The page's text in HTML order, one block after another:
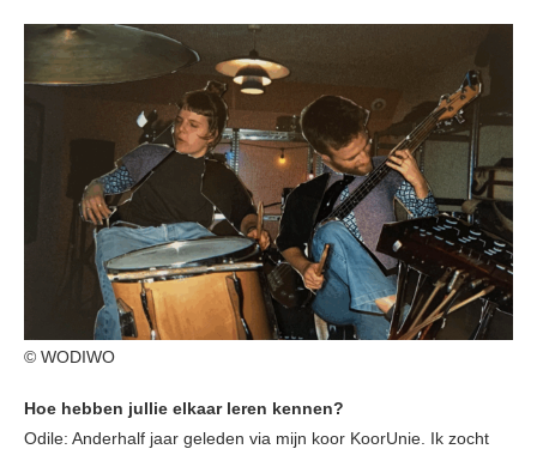
© WODIWO
Hoe hebben jullie elkaar leren kennen?
Odile: Anderhalf jaar geleden via mijn koor KoorUnie. Ik zocht